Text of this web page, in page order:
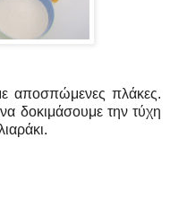
αποσπώμενες πλάκες.
δοκιμάσουμε την τύχη